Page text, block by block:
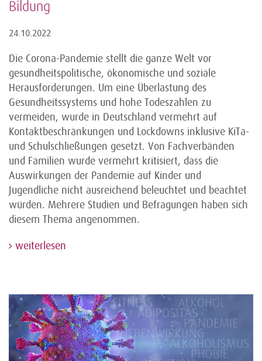
Bildung
24.10.2022
Die Corona-Pandemie stellt die ganze Welt vor
gesundheitspolitische, ökonomische und soziale
Herausforderungen. Um eine Überlastung des
Gesundheitssystems und hohe Todeszahlen zu
vermeiden, wurde in Deutschland vermehrt auf
Kontaktbeschränkungen und Lockdowns inklusive KiTa-
und Schulschließungen gesetzt. Von Fachverbänden
und Familien wurde vermehrt kritisiert, dass die
Auswirkungen der Pandemie auf Kinder und
Jugendliche nicht ausreichend beleuchtet und beachtet
würden. Mehrere Studien und Befragungen haben sich
diesem Thema angenommen.
weiterlesen